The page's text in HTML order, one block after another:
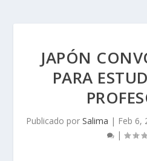
JAPÓN
PARA
Publicado por Salima | Feb 6,
|